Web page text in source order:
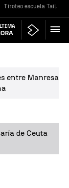
Tiroteo escuela
entre Manresa
de Ceuta